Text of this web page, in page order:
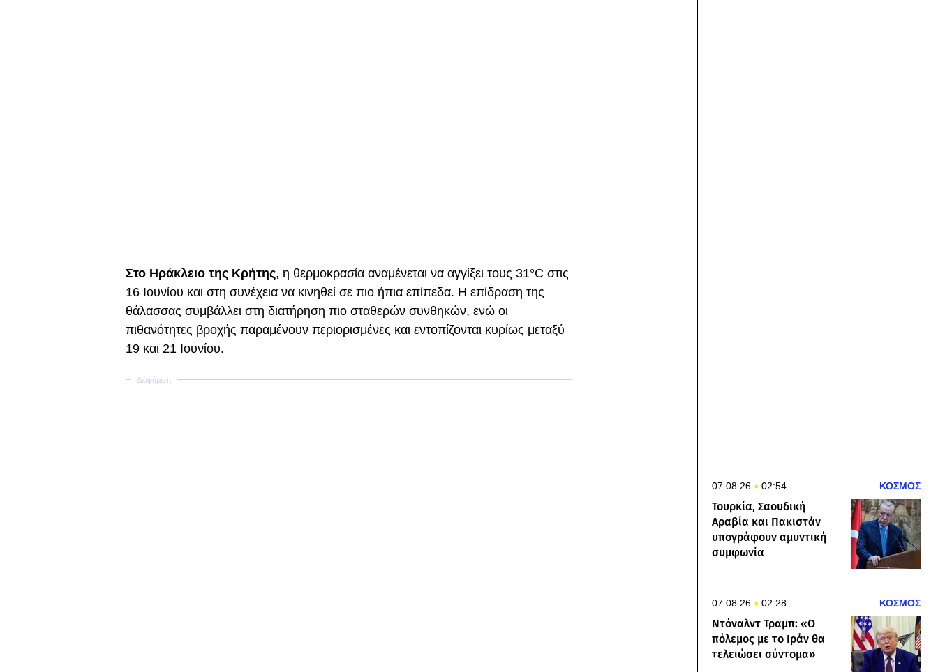
Στο Ηράκλειο της Κρήτης, η θερμοκρασία αναμένεται να αγγίξει τους 31°C στις
16 Ιουνίου και στη συνέχεια να κινηθεί σε πιο ήπια επίπεδα. Η επίδραση της
θάλασσας συμβάλλει στη διατήρηση πιο σταθερών συνθηκών, ενώ οι
πιθανότητες βροχής παραμένουν περιορισμένες και εντοπίζονται κυρίως μεταξύ
19 και 21 Ιουνίου.
07.08.26 02:54 ΚΟΣΜΟΣ
Τουρκία, Σαουδική
Αραβία και Πακιστάν
υπογράφουν αμυντική
συμφωνία
07.08.26 02:28 ΚΟΣΜΟΣ
Ντόναλντ Τραμπ: «Ο
πόλεμος με το Ιράν θα
τελειώσει σύντομα»